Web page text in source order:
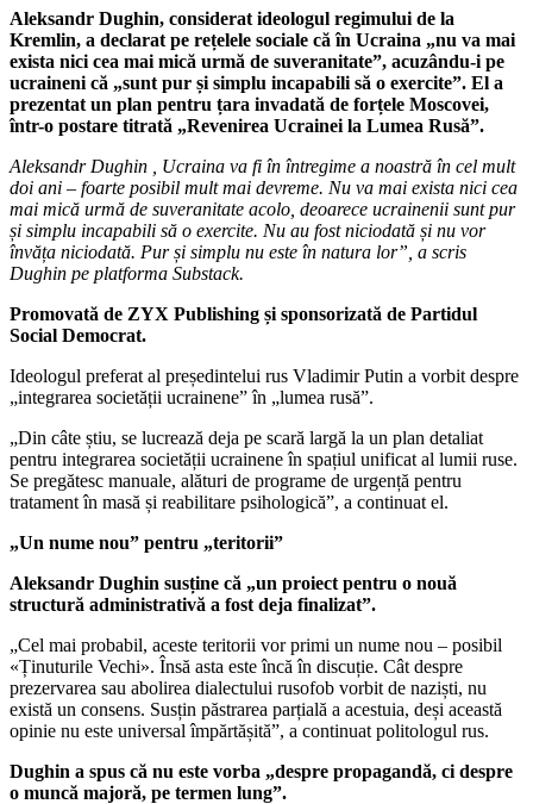
Aleksandr Dughin, considerat ideologul regimului de la
Kremlin, a declarat pe rețelele sociale că în Ucraina „nu va mai
exista nici cea mai mică urmă de suveranitate”, acuzându-i pe
ucraineni că „sunt pur și simplu incapabili să o exercite”. El a
prezentat un plan pentru țara invadată de forțele Moscovei,
într-o postare titrată „Revenirea Ucrainei la Lumea Rusă”.
Aleksandr Dughin , Ucraina va fi în întregime a noastră în cel mult
doi ani – foarte posibil mult mai devreme. Nu va mai exista nici cea
mai mică urmă de suveranitate acolo, deoarece ucrainenii sunt pur
și simplu incapabili să o exercite. Nu au fost niciodată și nu vor
învăța niciodată. Pur și simplu nu este în natura lor”, a scris
Dughin pe platforma Substack.
Promovată de ZYX Publishing și sponsorizată de Partidul
Social Democrat.
Ideologul preferat al președintelui rus Vladimir Putin a vorbit despre
„integrarea societății ucrainene” în „lumea rusă”.
„Din câte știu, se lucrează deja pe scară largă la un plan detaliat
pentru integrarea societății ucrainene în spațiul unificat al lumii ruse.
Se pregătesc manuale, alături de programe de urgență pentru
tratament în masă și reabilitare psihologică”, a continuat el.
„Un nume nou” pentru „teritorii”
Aleksandr Dughin susține că „un proiect pentru o nouă
structură administrativă a fost deja finalizat”.
„Cel mai probabil, aceste teritorii vor primi un nume nou – posibil
«Ținuturile Vechi». Însă asta este încă în discuție. Cât despre
prezervarea sau abolirea dialectului rusofob vorbit de naziști, nu
există un consens. Susțin păstrarea parțială a acestuia, deși această
opinie nu este universal împărtășită”, a continuat politologul rus.
Dughin a spus că nu este vorba „despre propagandă, ci despre
o muncă majoră, pe termen lung”.